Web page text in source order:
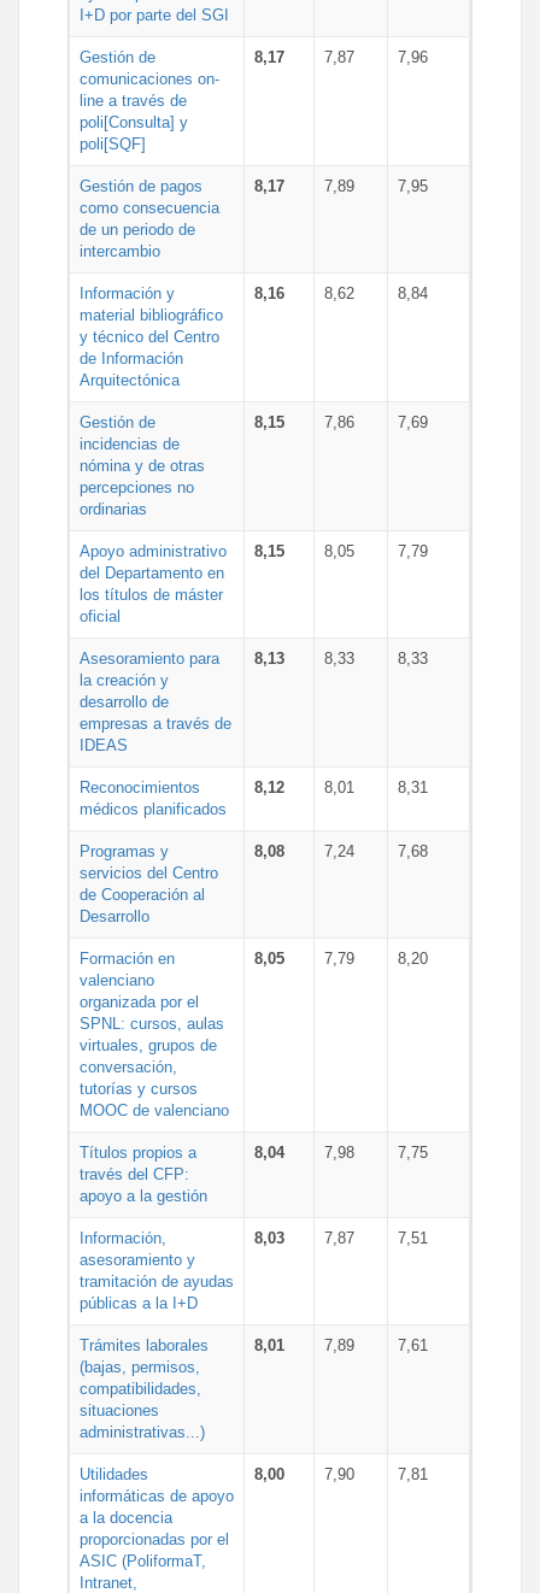
I+D por parte del SGI
Gestión de
comunicaciones on-
line a través de
poli[Consulta] y
poli[SQF]
8,17 7,87 7,96
Gestión de pagos
como consecuencia
de un periodo de
intercambio
8,17 7,89 7,95
Información y
material bibliográfico
y técnico del Centro
de Información
Arquitectónica
8,16 8,62 8,84
Gestión de
incidencias de
nómina y de otras
percepciones no
ordinarias
8,15 7,86 7,69
Apoyo administrativo
del Departamento en
los títulos de máster
oficial
8,15 8,05 7,79
Asesoramiento para
la creación y
desarrollo de
empresas a través de
IDEAS
8,13 8,33 8,33
Reconocimientos
médicos planificados
8,12 8,01 8,31
Programas y
servicios del Centro
de Cooperación al
Desarrollo
8,08 7,24 7,68
Formación en
valenciano
organizada por el
SPNL: cursos, aulas
virtuales, grupos de
conversación,
tutorías y cursos
MOOC de valenciano
8,05 7,79 8,20
Títulos propios a
través del CFP:
apoyo a la gestión
8,04 7,98 7,75
Información,
asesoramiento y
tramitación de ayudas
públicas a la I+D
8,03 7,87 7,51
Trámites laborales
(bajas, permisos,
compatibilidades,
situaciones
administrativas...)
8,01 7,89 7,61
Utilidades
informáticas de apoyo
a la docencia
proporcionadas por el
ASIC (PoliformaT,
Intranet,
8,00 7,90 7,81